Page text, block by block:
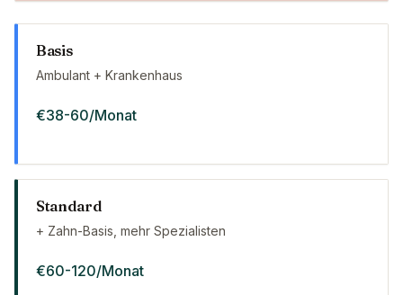
Basis
Ambulant + Krankenhaus
€38-60/Monat
Standard
+ Zahn-Basis, mehr Spezialisten
€60-120/Monat